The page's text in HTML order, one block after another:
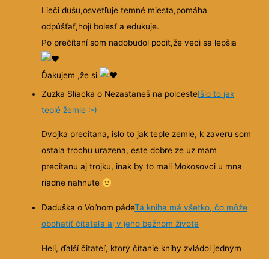
Lieči dušu,osvetľuje temné miesta,pomáha
odpúšťať,hojí bolesť a edukuje.
Po prečítaní som nadobudol pocit,že veci sa lepšia
Ďakujem ,že si
Zuzka Sliacka o Nezastaneš na polcesteIšlo to jak
teplé žemle :-)
Dvojka precitana, islo to jak teple zemle, k zaveru som
ostala trochu urazena, este dobre ze uz mam
precitanu aj trojku, inak by to mali Mokosovci u mna
riadne nahnute
Daduška o Voľnom pádeTá kniha má všetko, čo môže
obohatiť čitateľa aj v jeho bežnom živote
Heli, ďalší čitateľ, ktorý čítanie knihy zvládol jedným